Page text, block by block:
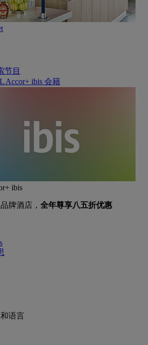
节目
Accor+ ibis 会籍
ibis
牌酒店， 全年尊享八五折优惠
语言